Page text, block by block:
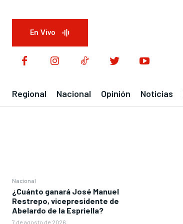
En Vivo
Regional Nacional Opinión Noticias
Nacional
¿Cuánto ganará José Manuel
Restrepo, vicepresidente de
Abelardo de la Espriella?
7 de agosto de 2026